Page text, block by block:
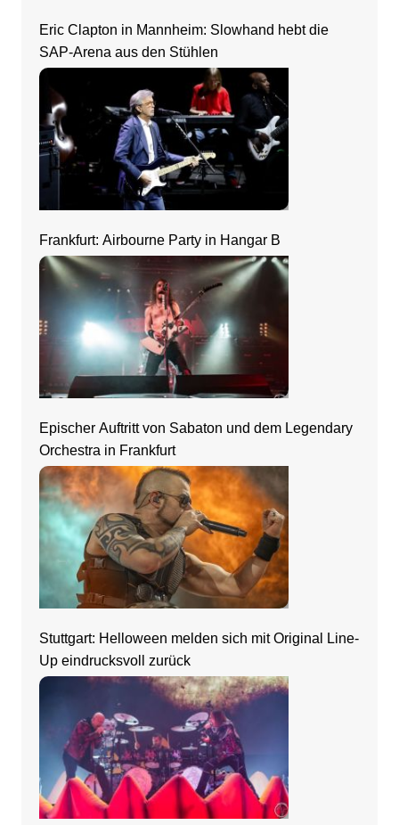
Eric Clapton in Mannheim: Slowhand hebt die
SAP-Arena aus den Stühlen
Frankfurt: Airbourne Party in Hangar B
Epischer Auftritt von Sabaton und dem Legendary
Orchestra in Frankfurt
Stuttgart: Helloween melden sich mit Original Line-
Up eindrucksvoll zurück